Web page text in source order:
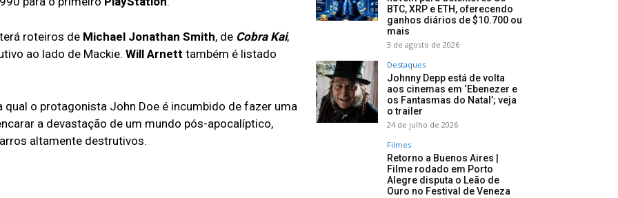
e está
que falar
roteiros de Michael Jonathan Smith, de Cobra Kai,
ao lado de Mackie. Will Arnett também é listado
qual o protagonista John Doe é incumbido de fazer uma
a devastação de um mundo pós-apocalíptico,
altamente destrutivos.
BTC, XRP e ETH, oferecendo
ganhos diários de $10.700 ou
mais
3 de agosto de 2026
Destaques
Johnny Depp está de volta
aos cinemas em ‘Ebenezer e
os Fantasmas do Natal’; veja
o trailer
24 de julho de 2026
Filmes
Retorno a Buenos Aires |
Filme rodado em Porto
Alegre disputa o Leão de
Ouro no Festival de Veneza